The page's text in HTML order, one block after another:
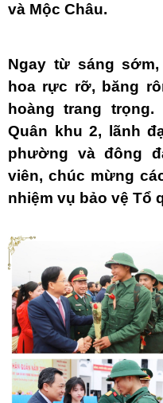
và Mộc Châu.
Ngay từ sáng
hoa rực rỡ, băng
hoàng trang
Quân khu 2, lãnh
phường và đông
viên, chúc mừng
nhiệm vụ bảo vệ Tổ